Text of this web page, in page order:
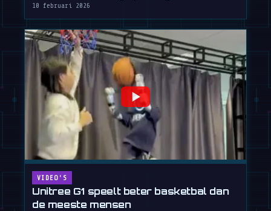
10 februari 2026
VIDEO'S
Unitree G1 speelt beter basketbal dan
de meeste mensen